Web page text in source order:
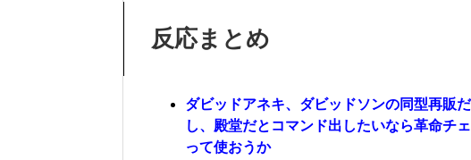
反応まとめ
ダビッドアネキ、ダビッドソンの同型再販
し、殿堂だとコマンド出したいなら革命チ
って使おうか